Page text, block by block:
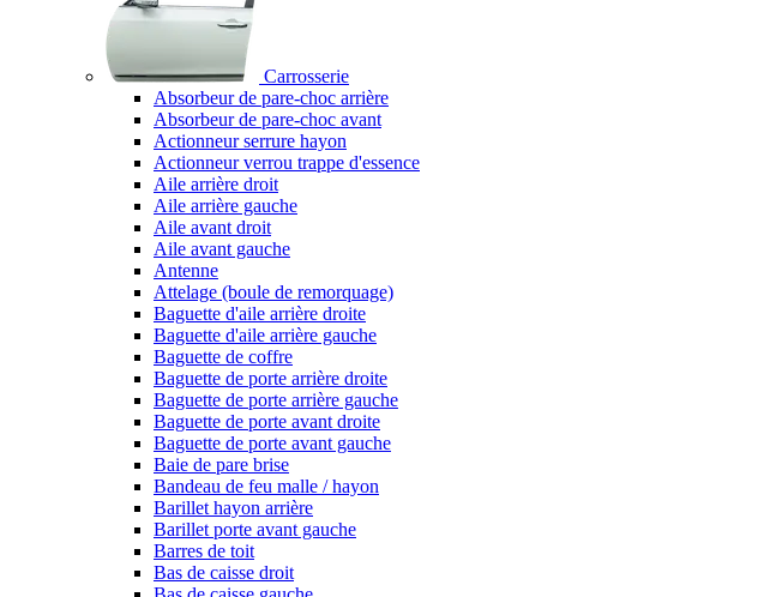
Carrosserie
Absorbeur de pare-choc arrière
Absorbeur de pare-choc avant
Actionneur serrure hayon
Actionneur verrou trappe d'essence
Aile arrière droit
Aile arrière gauche
Aile avant droit
Aile avant gauche
Antenne
Attelage (boule de remorquage)
Baguette d'aile arrière droite
Baguette d'aile arrière gauche
Baguette de coffre
Baguette de porte arrière droite
Baguette de porte arrière gauche
Baguette de porte avant droite
Baguette de porte avant gauche
Baie de pare brise
Bandeau de feu malle / hayon
Barillet hayon arrière
Barillet porte avant gauche
Barres de toit
Bas de caisse droit